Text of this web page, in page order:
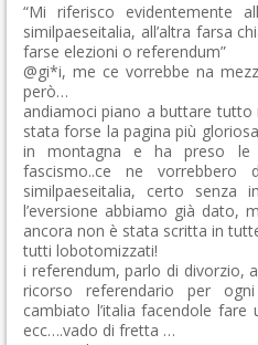
“Mi riferisco evidentemente
similpaeseitalia, all’altra farsa
farse elezioni o referendum”
@gi*i, me ce vorrebbe na
però…
andiamoci piano a buttare tutto
stata forse la pagina più
in montagna e ha preso le
fascismo..ce ne
similpaeseitalia, certo senza
l’eversione abbiamo già dato,
ancora non è stata scritta in
tutti lobotomizzati!
i referendum, parlo di divorzio,
ricorso referendario per
cambiato l’italia facendole
ecc….vado di fretta …